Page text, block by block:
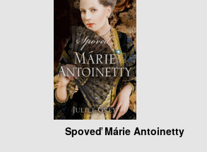
Spoveď Márie Antoinetty